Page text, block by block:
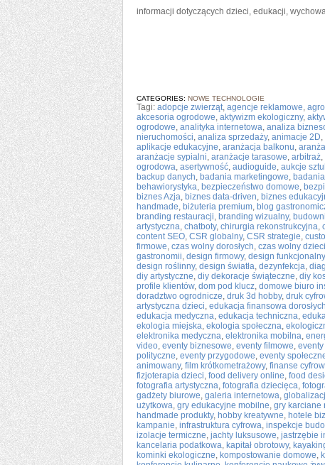
informacji dotyczących dzieci, edukacji,
CATEGORIES: NOWE TECHNOLOGIE
Tagi: adopcje zwierząt, agencje reklamowe,
akcesoria ogrodowe, aktywizm ekologiczny,
ogrodowe, analityka internetowa, analiza
nieruchomości, analiza sprzedaży, animacje 2D,
aplikacje edukacyjne, aranżacja balkonu,
aranżacje sypialni, aranżacje tarasowe, arbitraż,
ogrodowa, asertywność, audioguide, aukcje
backup danych, badania marketingowe,
behawiorystyka, bezpieczeństwo domowe,
biznes Azja, biznes data-driven, biznes
handmade, biżuteria premium, blog
branding restauracji, branding wizualny,
artystyczna, chatboty, chirurgia rekonstrukcyjna,
content SEO, CSR globalny, CSR strategie,
firmowe, czas wolny dorosłych, czas wolny dzieci
gastronomii, design firmowy, design funkcjonalny
design roślinny, design światła, dezynfekcja,
diy artystyczne, diy dekoracje świąteczne, diy
profile klientów, dom pod klucz, domowe biuro
doradztwo ogrodnicze, druk 3d hobby, druk
artystyczna dzieci, edukacja finansowa dorosłych
edukacja medyczna, edukacja techniczna,
ekologia miejska, ekologia społeczna,
elektronika medyczna, elektronika mobilna,
video, eventy biznesowe, eventy filmowe,
polityczne, eventy przygodowe, eventy
animowany, film krótkometrażowy, finanse
fizjoterapia dzieci, food delivery online, food
fotografia artystyczna, fotografia dziecięca,
gadżety biurowe, galeria internetowa,
użytkowa, gry edukacyjne mobilne, gry karciane
handmade produkty, hobby kreatywne, hotele
kampanie, infrastruktura cyfrowa, inspekcje
izolacje termiczne, jachty luksusowe, jastrzębie
kancelaria podatkowa, kapitał obrotowy,
kominki ekologiczne, kompostowanie domowe,